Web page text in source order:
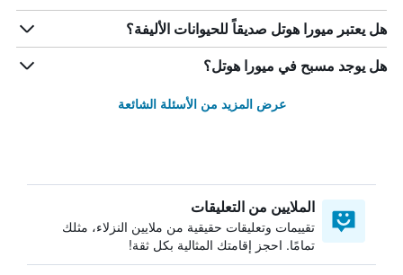
هل يعتبر ميورا هوتل صديقاً للحيوانات الأليفة؟
هل يوجد مسبح في ميورا هوتل؟
عرض المزيد من الأسئلة الشائعة
الملايين من التعليقات
تقييمات وتعليقات حقيقية من ملايين النزلاء، مثلك
تمامًا. احجز إقامتك المثالية بكل ثقة!